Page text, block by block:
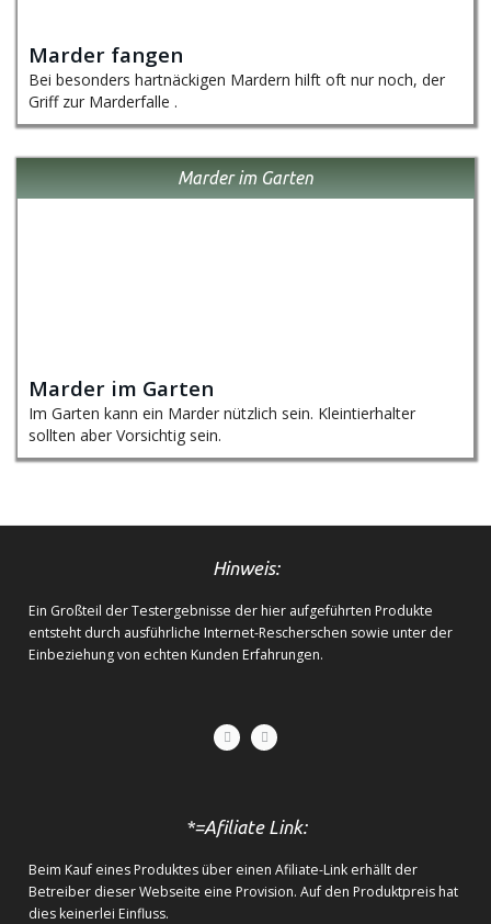
Marder fangen
Bei besonders hartnäckigen Mardern hilft oft nur noch, der
Griff zur Marderfalle .
Marder im Garten
Marder im Garten
Im Garten kann ein Marder nützlich sein. Kleintierhalter
sollten aber Vorsichtig sein.
Hinweis:
Ein Großteil der Testergebnisse der hier aufgeführten Produkte
entsteht durch ausführliche Internet-Rescherschen sowie unter der
Einbeziehung von echten Kunden Erfahrungen.
*=Afiliate Link:
Beim Kauf eines Produktes über einen Afiliate-Link erhällt der
Betreiber dieser Webseite eine Provision. Auf den Produktpreis hat
dies keinerlei Einfluss.